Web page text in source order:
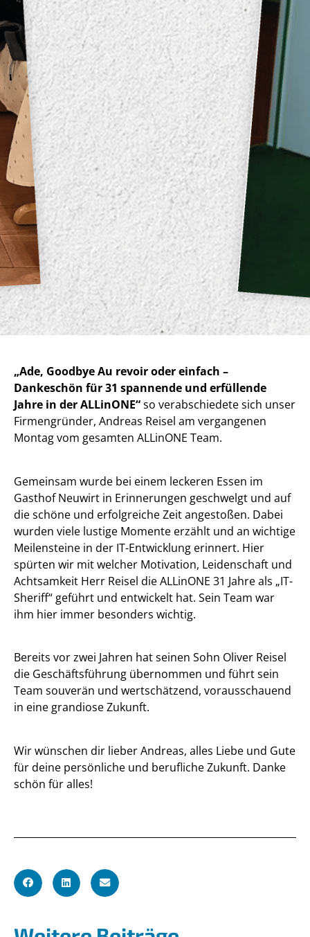
„Ade, Goodbye Au revoir oder einfach –
Dankeschön für 31 spannende und erfüllende
Jahre in der ALLinONE“so verabschiedete sich unser
Firmengründer, Andreas Reisel am vergangenen
Montag vom gesamten ALLinONE Team.
Gemeinsam wurde bei einem leckeren Essen im
Gasthof Neuwirt in Erinnerungen geschwelgt und auf
die schöne und erfolgreiche Zeit angestoßen. Dabei
wurden viele lustige Momente erzählt und an wichtige
Meilensteine in der IT-Entwicklung erinnert. Hier
spürten wir mit welcher Motivation, Leidenschaft und
Achtsamkeit Herr Reisel die ALLinONE 31 Jahre als „IT-
Sheriff“ geführt und entwickelt hat. Sein Team war
ihm hier immer besonders wichtig.
Bereits vor zwei Jahren hat seinen Sohn Oliver Reisel
die Geschäftsführung übernommen und führt sein
Team souverän und wertschätzend, vorausschauend
in eine grandiose Zukunft.
Wir wünschen dir lieber Andreas, alles Liebe und Gute
für deine persönliche und berufliche Zukunft. Danke
schön für alles!